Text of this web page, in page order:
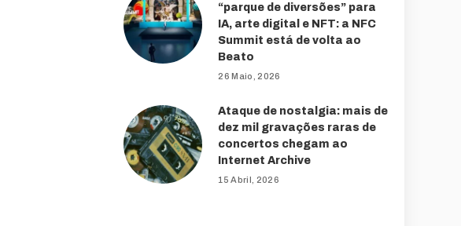
“parque de diversões” para
IA, arte digital e NFT: a NFC
Summit está de volta ao
Beato
26 Maio, 2026
Ataque de nostalgia: mais de
dez mil gravações raras de
concertos chegam ao
Internet Archive
15 Abril, 2026